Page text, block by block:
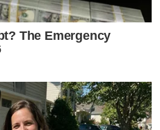
The Emergency